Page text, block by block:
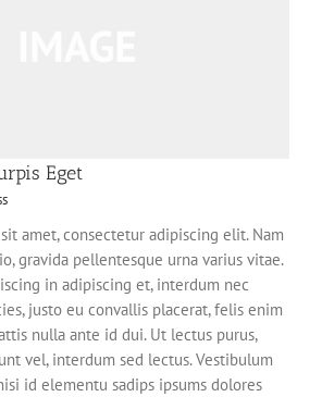
Eget
amet, consectetur adipiscing elit. Nam
gravida pellentesque urna varius vitae.
in adipiscing et, interdum nec
justo eu convallis placerat, felis enim
nulla ante id dui. Ut lectus purus,
vel, interdum sed lectus. Vestibulum
id elementu sadips ipsums dolores